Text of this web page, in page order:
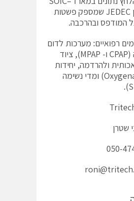
16 תואם תקן JEDEC שמספק פשטות
המודפס ובהרכבה.
רפואיים: מערכות לדום
נשימה בשינה (CPAP ו- MPAP), ציוד
ולהרדמה, יחידות
מחמצן (Oxygenator) ומדי נשימה
שטרן